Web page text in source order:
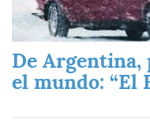
De Argentina,
el mundo: “El